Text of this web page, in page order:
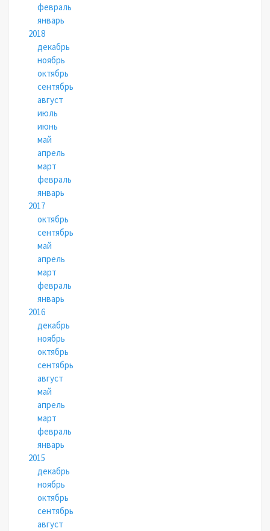
февраль
январь
2018
декабрь
ноябрь
октябрь
сентябрь
август
июль
июнь
май
апрель
март
февраль
январь
2017
октябрь
сентябрь
май
апрель
март
февраль
январь
2016
декабрь
ноябрь
октябрь
сентябрь
август
май
апрель
март
февраль
январь
2015
декабрь
ноябрь
октябрь
сентябрь
август